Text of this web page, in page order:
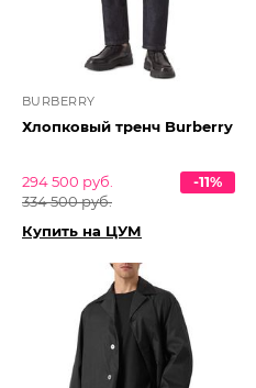
BURBERRY
Хлопковый тренч Burberry
294 500 руб.
334 500 руб.
-11%
Купить на ЦУМ